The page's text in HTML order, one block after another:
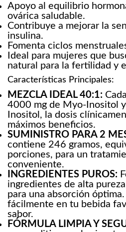
Apoyo al equilibrio
ovárica saludable.
Contribuye a mejorar la
insulina.
Fomenta ciclos
Ideal para mujeres que
natural para la fertilidad y
Características Principales:
MEZCLA IDEAL 40:1:
4000 mg de Myo-Inositol
Inositol, la dosis
máximos beneficios.
SUMINISTRO PARA 2
contiene 246 gramos,
porciones, para un
conveniente.
INGREDIENTES PUROS:
ingredientes de alta
para una absorción
fácilmente en tu bebida
sabor.
FÓRMULA LIMPIA Y